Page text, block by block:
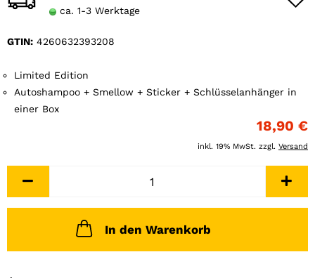
ca. 1-3 Werktage
GTIN: 4260632393208
Limited Edition
Autoshampoo + Smellow + Sticker + Schlüsselanhänger in
einer Box
18,90 €
inkl. 19% MwSt. zzgl. Versand
In den Warenkorb